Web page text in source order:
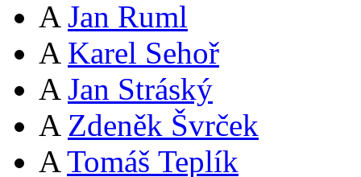
A Jan Ruml
A Karel Sehoř
A Jan Stráský
A Zdeněk Švrček
A Tomáš Teplík